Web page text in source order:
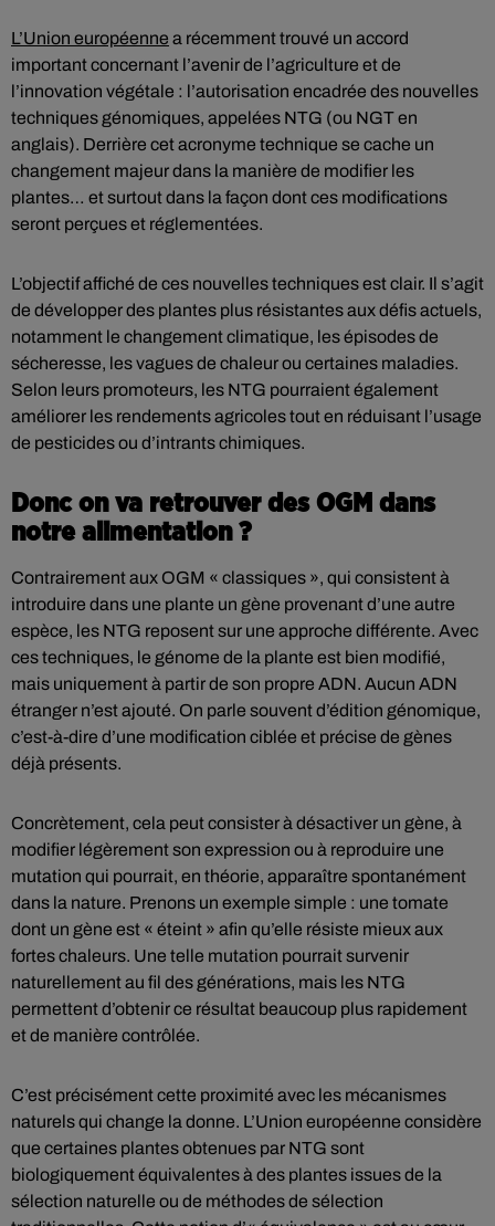
L’Union européenne a récemment trouvé un accord
important concernant l’avenir de l’agriculture et de
l’innovation végétale : l’autorisation encadrée des nouvelles
techniques génomiques, appelées NTG (ou NGT en
anglais). Derrière cet acronyme technique se cache un
changement majeur dans la manière de modifier les
plantes… et surtout dans la façon dont ces modifications
seront perçues et réglementées.
L’objectif affiché de ces nouvelles techniques est clair. Il s’agit
de développer des plantes plus résistantes aux défis actuels,
notamment le changement climatique, les épisodes de
sécheresse, les vagues de chaleur ou certaines maladies.
Selon leurs promoteurs, les NTG pourraient également
améliorer les rendements agricoles tout en réduisant l’usage
de pesticides ou d’intrants chimiques.
Donc on va retrouver des OGM dans
notre alimentation ?
Contrairement aux OGM « classiques », qui consistent à
introduire dans une plante un gène provenant d’une autre
espèce, les NTG reposent sur une approche différente. Avec
ces techniques, le génome de la plante est bien modifié,
mais uniquement à partir de son propre ADN. Aucun ADN
étranger n’est ajouté. On parle souvent d’édition génomique,
c’est-à-dire d’une modification ciblée et précise de gènes
déjà présents.
Concrètement, cela peut consister à désactiver un gène, à
modifier légèrement son expression ou à reproduire une
mutation qui pourrait, en théorie, apparaître spontanément
dans la nature. Prenons un exemple simple : une tomate
dont un gène est « éteint » afin qu’elle résiste mieux aux
fortes chaleurs. Une telle mutation pourrait survenir
naturellement au fil des générations, mais les NTG
permettent d’obtenir ce résultat beaucoup plus rapidement
et de manière contrôlée.
C’est précisément cette proximité avec les mécanismes
naturels qui change la donne. L’Union européenne considère
que certaines plantes obtenues par NTG sont
biologiquement équivalentes à des plantes issues de la
sélection naturelle ou de méthodes de sélection